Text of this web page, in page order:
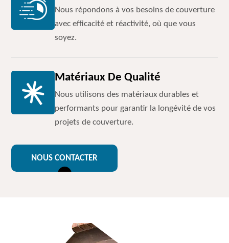
Nous répondons à vos besoins de couverture
avec efficacité et réactivité, où que vous
soyez.
Matériaux De Qualité
Nous utilisons des matériaux durables et
performants pour garantir la longévité de vos
projets de couverture.
NOUS CONTACTER